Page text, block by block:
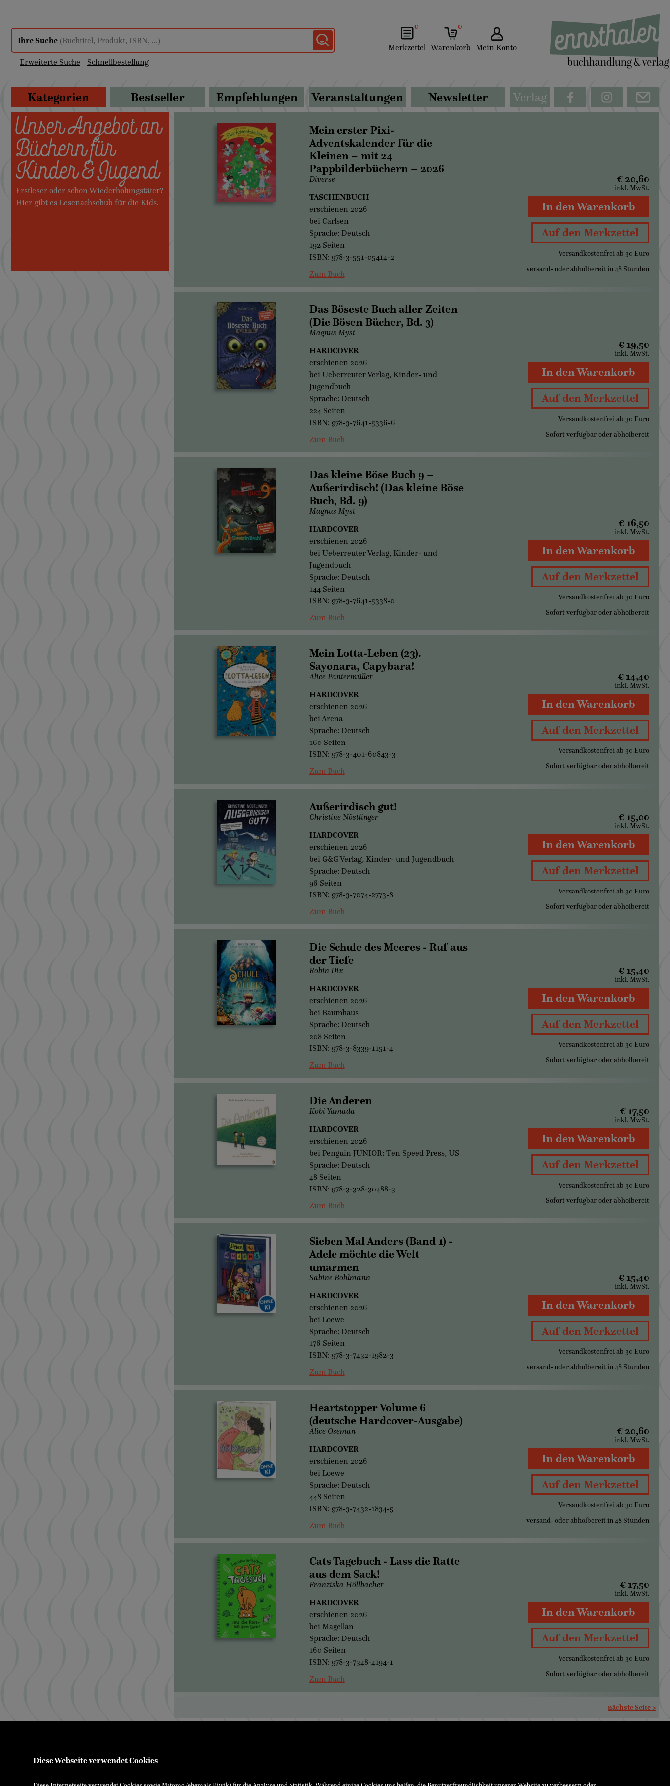
Ihre Suche (Buchtitel, Produkt, ISBN, ...)
Erweiterte Suche Schnellbestellung
0
Merkzettel
0
Warenkorb Mein Konto
Kategorien Bestseller Empfehlungen Veranstaltungen Newsletter Verlag
Unser Angebot an
Büchern für
Kinder & Jugend
Erstleser oder schon Wiederholungstäter?
Hier gibt es Lesenachschub für die Kids.
Mein erster Pixi-
Adventskalender für die
Kleinen – mit 24
Pappbilderbüchern – 2026
Diverse
TASCHENBUCH
erschienen 2026
bei Carlsen
Sprache: Deutsch
192 Seiten
ISBN: 978-3-551-05414-2
Zum Buch
€ 20,60
inkl. MwSt.
In den Warenkorb
Auf den Merkzettel
Versandkostenfrei ab 30 Euro
versand- oder abholbereit in 48 Stunden
Das Böseste Buch aller Zeiten
(Die Bösen Bücher, Bd. 3)
Magnus Myst
HARDCOVER
erschienen 2026
bei Ueberreuter Verlag, Kinder- und
Jugendbuch
Sprache: Deutsch
224 Seiten
ISBN: 978-3-7641-5336-6
Zum Buch
€ 19,50
inkl. MwSt.
In den Warenkorb
Auf den Merkzettel
Versandkostenfrei ab 30 Euro
Sofort verfügbar oder abholbereit
Das kleine Böse Buch 9 –
Außerirdisch! (Das kleine Böse
Buch, Bd. 9)
Magnus Myst
HARDCOVER
erschienen 2026
bei Ueberreuter Verlag, Kinder- und
Jugendbuch
Sprache: Deutsch
144 Seiten
ISBN: 978-3-7641-5338-0
Zum Buch
€ 16,50
inkl. MwSt.
In den Warenkorb
Auf den Merkzettel
Versandkostenfrei ab 30 Euro
Sofort verfügbar oder abholbereit
Mein Lotta-Leben (23).
Sayonara, Capybara!
Alice Pantermüller
HARDCOVER
erschienen 2026
bei Arena
Sprache: Deutsch
160 Seiten
ISBN: 978-3-401-60843-3
Zum Buch
€ 14,40
inkl. MwSt.
In den Warenkorb
Auf den Merkzettel
Versandkostenfrei ab 30 Euro
Sofort verfügbar oder abholbereit
Außerirdisch gut!
Christine Nöstlinger
HARDCOVER
erschienen 2026
bei G&G Verlag, Kinder- und Jugendbuch
Sprache: Deutsch
96 Seiten
ISBN: 978-3-7074-2773-8
Zum Buch
€ 15,00
inkl. MwSt.
In den Warenkorb
Auf den Merkzettel
Versandkostenfrei ab 30 Euro
Sofort verfügbar oder abholbereit
Die Schule des Meeres - Ruf aus
der Tiefe
Robin Dix
HARDCOVER
erschienen 2026
bei Baumhaus
Sprache: Deutsch
208 Seiten
ISBN: 978-3-8339-1151-4
Zum Buch
€ 15,40
inkl. MwSt.
In den Warenkorb
Auf den Merkzettel
Versandkostenfrei ab 30 Euro
Sofort verfügbar oder abholbereit
Die Anderen
Kobi Yamada
HARDCOVER
erschienen 2026
bei Penguin JUNIOR; Ten Speed Press, US
Sprache: Deutsch
48 Seiten
ISBN: 978-3-328-30488-3
Zum Buch
€ 17,50
inkl. MwSt.
In den Warenkorb
Auf den Merkzettel
Versandkostenfrei ab 30 Euro
Sofort verfügbar oder abholbereit
Sieben Mal Anders (Band 1) -
Adele möchte die Welt
umarmen
Sabine Bohlmann
HARDCOVER
erschienen 2026
bei Loewe
Sprache: Deutsch
176 Seiten
ISBN: 978-3-7432-1982-3
Zum Buch
€ 15,40
inkl. MwSt.
In den Warenkorb
Auf den Merkzettel
Versandkostenfrei ab 30 Euro
versand- oder abholbereit in 48 Stunden
Heartstopper Volume 6
(deutsche Hardcover-Ausgabe)
Alice Oseman
HARDCOVER
erschienen 2026
bei Loewe
Sprache: Deutsch
448 Seiten
ISBN: 978-3-7432-1834-5
Zum Buch
€ 20,60
inkl. MwSt.
In den Warenkorb
Auf den Merkzettel
Versandkostenfrei ab 30 Euro
versand- oder abholbereit in 48 Stunden
Cats Tagebuch - Lass die Ratte
aus dem Sack!
Franziska Höllbacher
HARDCOVER
erschienen 2026
bei Magellan
Sprache: Deutsch
160 Seiten
ISBN: 978-3-7348-4194-1
Zum Buch
€ 17,50
inkl. MwSt.
In den Warenkorb
Auf den Merkzettel
Versandkostenfrei ab 30 Euro
Sofort verfügbar oder abholbereit
nächste Seite >
E-Reader & E-Books
Service für Bibliotheken
Diese Webseite verwendet Cookies